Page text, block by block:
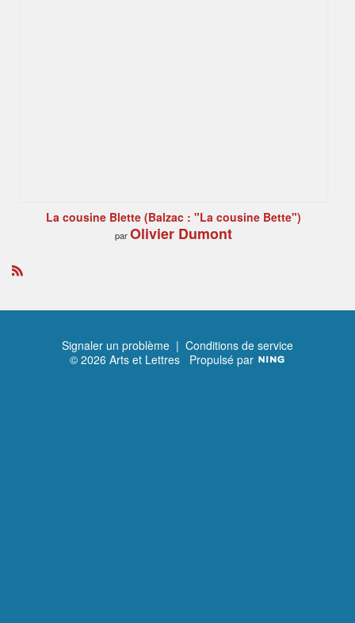
La cousine Blette (Balzac : "La cousine Bette")
parOlivier Dumont
R
Signaler un problème | Conditions de service
© 2026 Arts et Lettres Propulsé par